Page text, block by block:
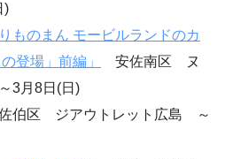
)
ものまん モービルランドのカ
登場」前編」
安佐南区 ヌ
3月8日(日)
伯区 ジアウトレット広島 ～